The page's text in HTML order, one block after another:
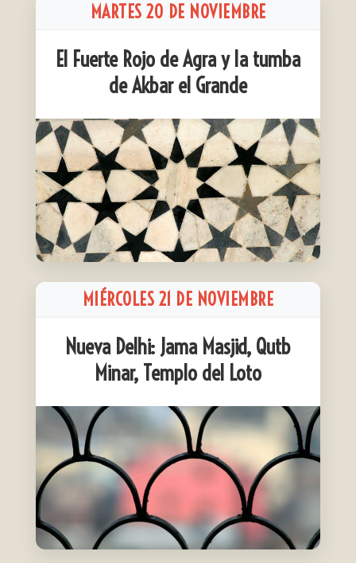
MARTES 20 DE NOVIEMBRE
El Fuerte Rojo de Agra y la tumba
de Akbar el Grande
MIÉRCOLES 21 DE NOVIEMBRE
Nueva Delhi: Jama Masjid, Qutb
Minar, Templo del Loto